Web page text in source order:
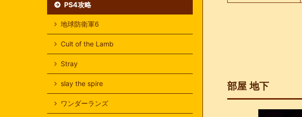
部屋 地下
PS4攻略
地球防衛軍6
Cult of the Lamb
Stray
slay the spire
ワンダーランズ